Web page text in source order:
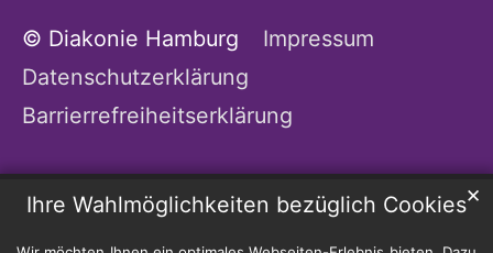
Ihre Wahlmöglichkeiten bezüglich Cookies✕
© Diakonie Hamburg
Impressum
Datenschutzerklärung
Barrierrefreiheitserklärung